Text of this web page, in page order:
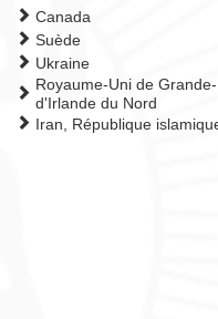
Canada
Suède
Ukraine
Royaume-Uni de
d'Irlande du Nord
Iran, République